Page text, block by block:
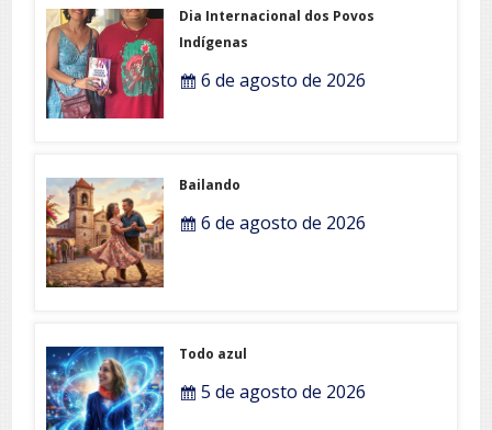
Dia Internacional dos Povos
Indígenas
6 de agosto de 2026
Bailando
6 de agosto de 2026
Todo azul
5 de agosto de 2026